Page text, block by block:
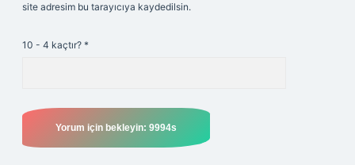
site adresim bu tarayıcıya kaydedilsin.
10 - 4 kaçtır? *